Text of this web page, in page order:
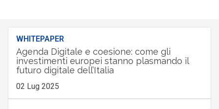
WHITEPAPER
Agenda Digitale e coesione: come gli
investimenti europei stanno plasmando il
futuro digitale dell’Italia
02 Lug 2025